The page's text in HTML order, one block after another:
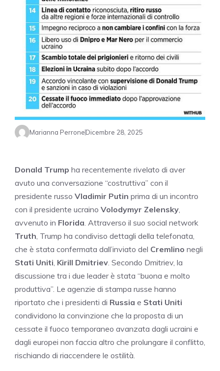
Marianna PerroneDicembre 28, 2025
Donald Trump ha recentemente rivelato di aver
avuto una conversazione “costruttiva” con il
presidente russo Vladimir Putin prima di un incontro
con il presidente ucraino Volodymyr Zelensky,
avvenuto in Florida. Attraverso il suo social network
Truth, Trump ha condiviso dettagli della telefonata,
che è stata confermata dall’inviato del Cremlino negli
Stati Uniti, Kirill Dmitriev. Secondo Dmitriev, la
discussione tra i due leader è stata “buona e molto
produttiva”. Le agenzie di stampa russe hanno
riportato che i presidenti di Russia e Stati Uniti
condividono la convinzione che la proposta di un
cessate il fuoco temporaneo avanzata dagli ucraini e
dagli europei non faccia altro che prolungare il conflitto,
rischiando di riaccendere le ostilità.